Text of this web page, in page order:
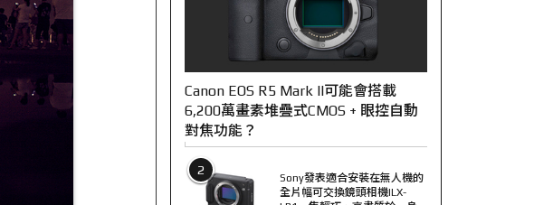
Canon EOS R5 Mark II可能會搭載
6,200萬畫素堆疊式CMOS + 眼控自動
對焦功能？
2
Sony發表適合安裝在無人機的
全片幅可交換鏡頭相機ILX-